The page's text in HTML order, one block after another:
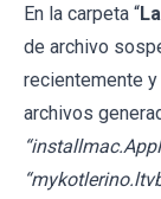
En la carpeta “
de archivo
recientemente
archivos